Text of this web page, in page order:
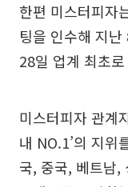
한편 미스터피자
팅을 인수해 지
28일 업계 최초
미스터피자 관계
내 NO.1’의 지위
국, 중국, 베트남,